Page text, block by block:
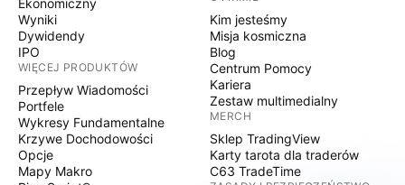
Ekonomiczny
Wyniki
Dywidendy
IPO
WIĘCEJ PRODUKTÓW
Przepływ Wiadomości
Portfele
Wykresy Fundamentalne
Krzywe Dochodowości
Opcje
Mapy Makro
Kim jesteśmy
Misja kosmiczna
Blog
Centrum Pomocy
Kariera
Zestaw multimedialny
MERCH
Sklep TradingView
Karty tarota dla traderów
C63 TradeTime